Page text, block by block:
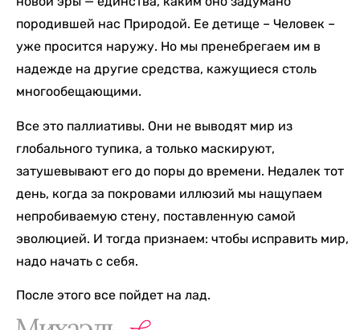
породившей нас Природой. Ее детище – Человек –
уже просится наружу. Но мы пренебрегаем им в
надежде на другие средства, кажущиеся столь
многообещающими.
Все это паллиативы. Они не выводят мир из
глобального тупика, а только маскируют,
затушевывают его до поры до времени. Недалек тот
день, когда за покровами иллюзий мы нащупаем
непробиваемую стену, поставленную самой
эволюцией. И тогда признаем: чтобы исправить мир,
надо начать с себя.
После этого все пойдет на лад.